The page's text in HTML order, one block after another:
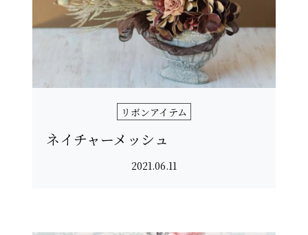
リボンアイテム
ネイチャーメッシュ
2021.06.11